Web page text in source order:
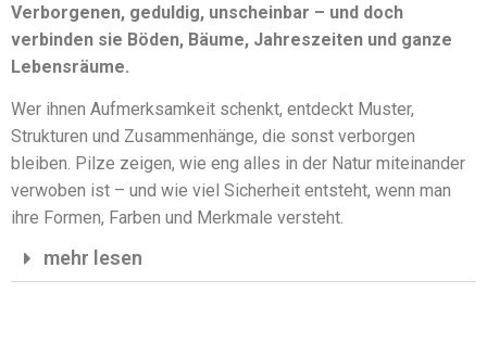
Verborgenen, geduldig, unscheinbar – und doch
verbinden sie Böden, Bäume, Jahreszeiten und ganze
Lebensräume.
Wer ihnen Aufmerksamkeit schenkt, entdeckt Muster,
Strukturen und Zusammenhänge, die sonst verborgen
bleiben. Pilze zeigen, wie eng alles in der Natur miteinander
verwoben ist – und wie viel Sicherheit entsteht, wenn man
ihre Formen, Farben und Merkmale versteht.
mehr lesen